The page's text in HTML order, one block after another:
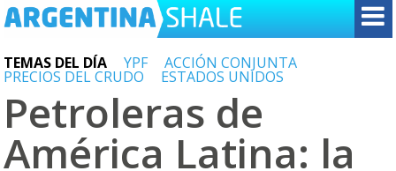
TEMAS DEL DÍA YPF ACCIÓN CONJUNTA
PRECIOS DEL CRUDO ESTADOS UNIDOS
Petroleras de
América Latina: la